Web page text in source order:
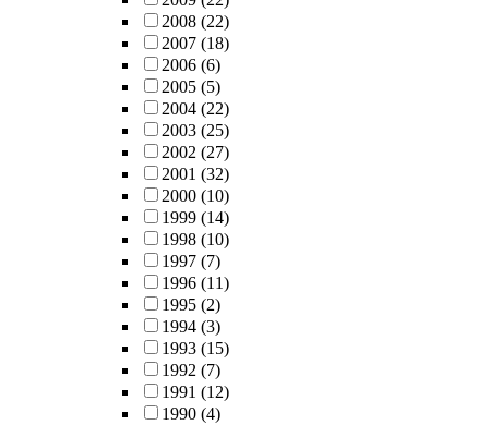
2008 (22)
2007 (18)
2006 (6)
2005 (5)
2004 (22)
2003 (25)
2002 (27)
2001 (32)
2000 (10)
1999 (14)
1998 (10)
1997 (7)
1996 (11)
1995 (2)
1994 (3)
1993 (15)
1992 (7)
1991 (12)
1990 (4)